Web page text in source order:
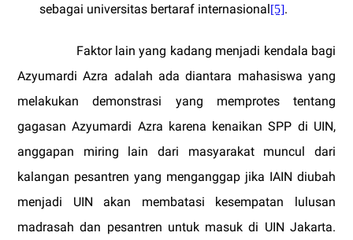
sebagai universitas bertaraf internasional[5].
Faktor lain yang kadang menjadi kendala bagi
Azyumardi Azra adalah ada diantara mahasiswa yang
melakukan demonstrasi yang memprotes tentang
gagasan Azyumardi Azra karena kenaikan SPP di UIN,
anggapan miring lain dari masyarakat muncul dari
kalangan pesantren yang menganggap jika IAIN diubah
menjadi UIN akan membatasi kesempatan lulusan
madrasah dan pesantren untuk masuk di UIN Jakarta.